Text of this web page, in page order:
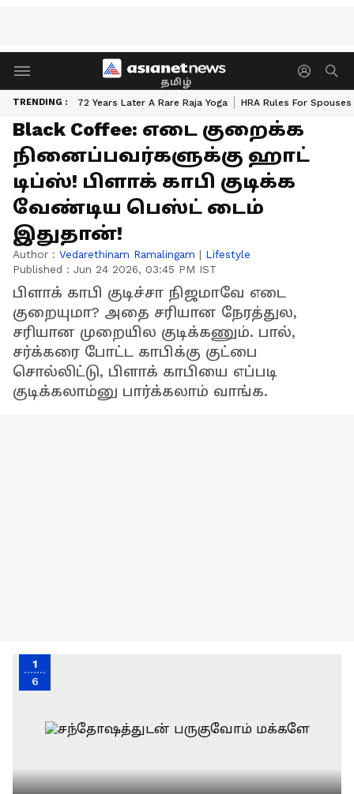
தமிழ்
TRENDING : 72 Years Later A Rare Raja Yoga HRA Rules For Spouses
Black Coffee: எடை குறைக்க
நினைப்பவர்களுக்கு ஹாட்
டிப்ஸ்! பிளாக் காபி குடிக்க
வேண்டிய பெஸ்ட் டைம்
இதுதான்!
Author : Vedarethinam Ramalingam | Lifestyle
Published : Jun 24 2026, 03:45 PM IST
பிளாக் காபி குடிச்சா நிஜமாவே எடை
குறையுமா? அதை சரியான நேரத்துல,
சரியான முறையில குடிக்கணும். பால்,
சர்க்கரை போட்ட காபிக்கு குட்பை
சொல்லிட்டு, பிளாக் காபியை எப்படி
குடிக்கலாம்னு பார்க்கலாம் வாங்க.
1
6